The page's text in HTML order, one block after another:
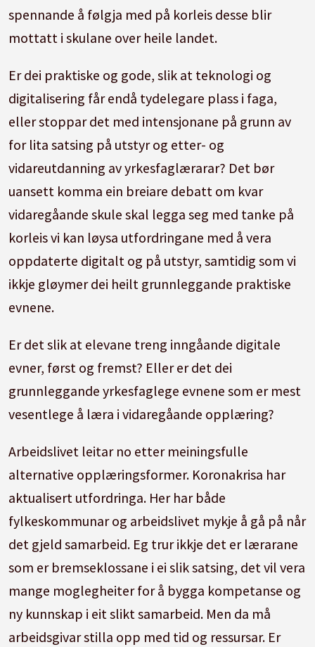
spennande å følgja med på korleis desse blir
mottatt i skulane over heile landet.
Er dei praktiske og gode, slik at teknologi og
digitalisering får endå tydelegare plass i faga,
eller stoppar det med intensjonane på grunn av
for lita satsing på utstyr og etter- og
vidareutdanning av yrkesfaglærarar? Det bør
uansett komma ein breiare debatt om kvar
vidaregåande skule skal legga seg med tanke på
korleis vi kan løysa utfordringane med å vera
oppdaterte digitalt og på utstyr, samtidig som vi
ikkje gløymer dei heilt grunnleggande praktiske
evnene.
Er det slik at elevane treng inngåande digitale
evner, først og fremst? Eller er det dei
grunnleggande yrkesfaglege evnene som er mest
vesentlege å læra i vidaregåande opplæring?
Arbeidslivet leitar no etter meiningsfulle
alternative opplæringsformer. Koronakrisa har
aktualisert utfordringa. Her har både
fylkeskommunar og arbeidslivet mykje å gå på når
det gjeld samarbeid. Eg trur ikkje det er lærarane
som er bremseklossane i ei slik satsing, det vil vera
mange moglegheiter for å bygga kompetanse og
ny kunnskap i eit slikt samarbeid. Men da må
arbeidsgivar stilla opp med tid og ressursar. Er